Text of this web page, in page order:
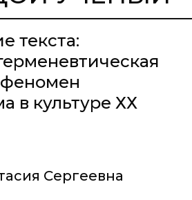
текста:
в культуре ХХ
Сергеевна